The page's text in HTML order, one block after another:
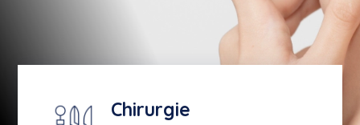
Chirurgie